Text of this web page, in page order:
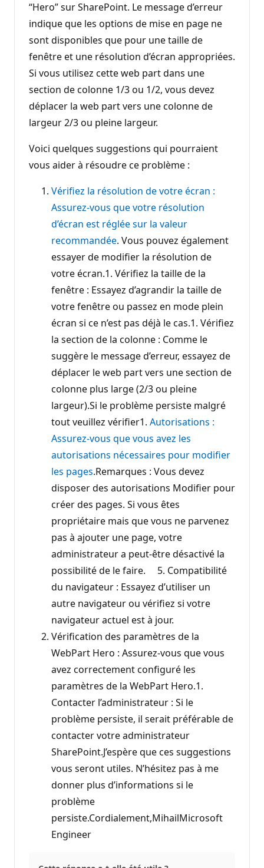
“Hero” sur SharePoint. Le message d’erreur
indique que les options de mise en page ne
sont disponibles que pour une taille de
fenêtre et une résolution d’écran appropriées.
Si vous utilisez cette web part dans une
section de colonne 1/3 ou 1/2, vous devez
déplacer la web part vers une colonne de
largeur 2/3 ou pleine largeur.
Voici quelques suggestions qui pourraient
vous aider à résoudre ce problème :
Vérifiez la résolution de votre écran :
Assurez-vous que votre résolution
d’écran est réglée sur la valeur
recommandée. Vous pouvez également
essayer de modifier la résolution de
votre écran.1. Vérifiez la taille de la
fenêtre : Essayez d’agrandir la taille de
votre fenêtre ou passez en mode plein
écran si ce n’est pas déjà le cas.1. Vérifiez
la section de la colonne : Comme le
suggère le message d’erreur, essayez de
déplacer le web part vers une section de
colonne plus large (2/3 ou pleine
largeur).Si le problème persiste malgré
tout veuillez vérifier1. Autorisations :
Assurez-vous que vous avez les
autorisations nécessaires pour modifier
les pages.Remarques : Vous devez
disposer des autorisations Modifier pour
créer des pages. Si vous êtes
propriétaire mais que vous ne parvenez
pas à ajouter une page, votre
administrateur a peut-être désactivé la
possibilité de le faire. 5. Compatibilité
du navigateur : Essayez d’utiliser un
autre navigateur ou vérifiez si votre
navigateur actuel est à jour.
Vérification des paramètres de la
WebPart Hero : Assurez-vous que vous
avez correctement configuré les
paramètres de la WebPart Hero.1.
Contacter l’administrateur : Si le
problème persiste, il serait préférable de
contacter votre administrateur
SharePoint.J’espère que ces suggestions
vous seront utiles. N’hésitez pas à me
donner plus d’informations si le
problème
persiste.Cordialement,MihailMicrosoft
Engineer